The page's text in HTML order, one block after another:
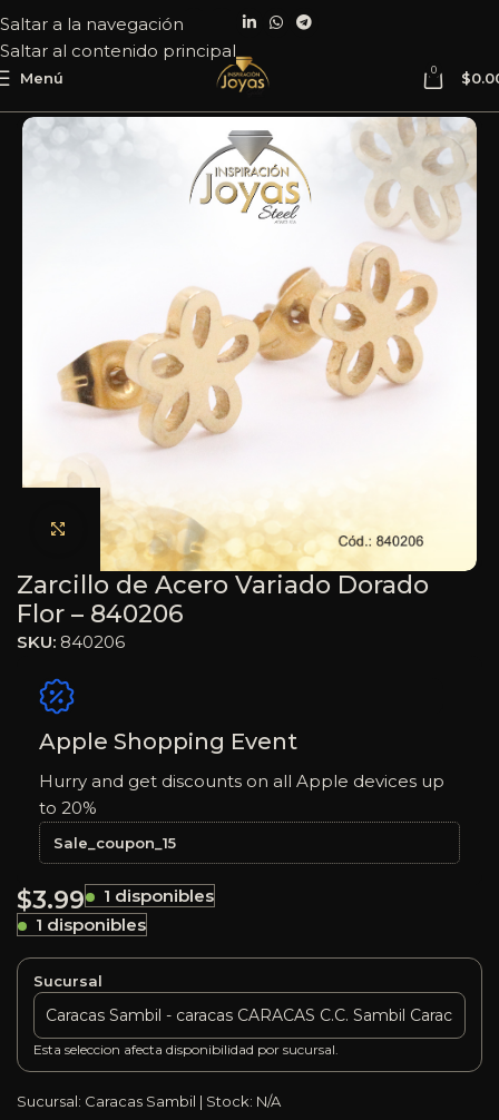
Saltar a la navegación
Saltar al contenido principal
Menú 0 $
Haga clic para ampliar
Zarcillo de Acero Variado Dorado
Flor – 840206
SKU: 840206
Apple Shopping Event
Hurry and get discounts on all Apple devices up
to 20%
Sale_coupon_15
$3.99
1 disponibles
1 disponibles
Sucursal
Esta seleccion afecta disponibilidad por sucursal.
Sucursal: Caracas Sambil | Stock: N/A